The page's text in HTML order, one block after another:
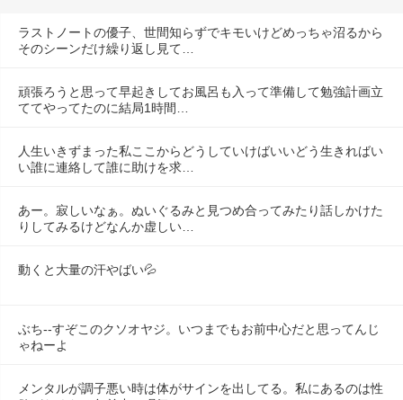
ラストノートの優子、世間知らずでキモいけどめっちゃ沼るから
そのシーンだけ繰り返し見て…
頑張ろうと思って早起きしてお風呂も入って準備して勉強計画立
ててやってたのに結局1時間…
人生いきずまった私ここからどうしていけばいいどう生きればい
い誰に連絡して誰に助けを求…
あー。寂しいなぁ。ぬいぐるみと見つめ合ってみたり話しかけた
りしてみるけどなんか虚しい…
動くと大量の汗やばい💦
ぶち--すぞこのクソオヤジ。いつまでもお前中心だと思ってんじ
ゃねーよ
メンタルが調子悪い時は体がサインを出してる。私にあるのは性